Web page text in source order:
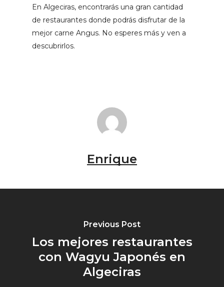
En Algeciras, encontrarás una gran cantidad
de restaurantes donde podrás disfrutar de la
mejor carne Angus. No esperes más y ven a
descubrirlos.
Enrique
Previous Post
Los mejores restaurantes
con Wagyu Japonés en
Algeciras